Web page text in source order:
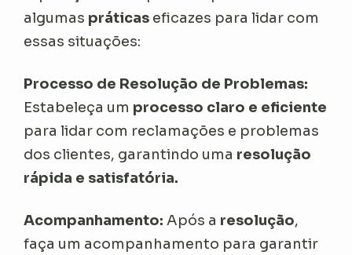
algumas práticas eficazes para lidar com
essas situações:
Processo de Resolução de Problemas:
Estabeleça um processo claro e eficiente
para lidar com reclamações e problemas
dos clientes, garantindo uma resolução
rápida e satisfatória.
Acompanhamento:Após a resolução,
faça um acompanhamento para garantir